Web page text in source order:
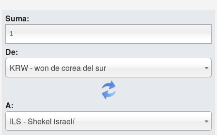
Suma:
De:
KRW - won de corea del sur
A:
ILS - Shekel israelí